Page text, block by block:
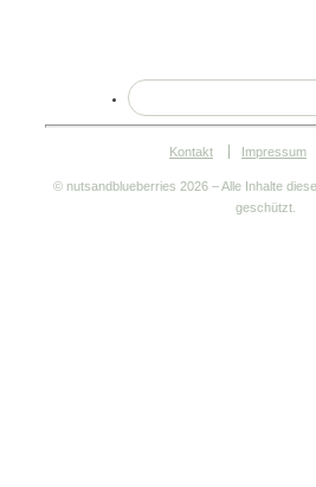
Kontakt Impressum
© nutsandblueberries 2026 – Alle Inhalte
geschützt.